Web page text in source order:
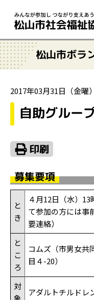
松山市ボラ
2017年03月31日（金曜
自助グルー
募集要項
と
き
４月12日（水
て参加の方には事
要連絡）
と
こ
ろ
コムズ（市男女共
目４-20）
対
アダルトチルドレ